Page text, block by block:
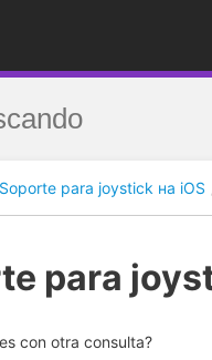
Soporte para joystick на iOS
para
con otra consulta?